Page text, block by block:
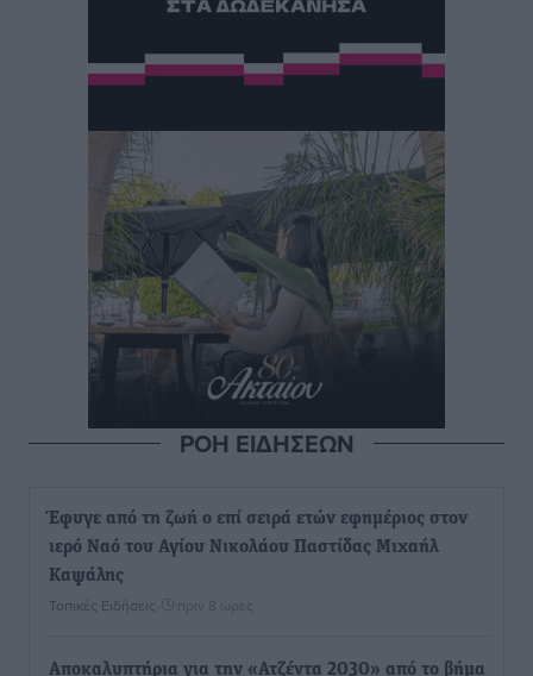
ΡΟΗ ΕΙΔΗΣΕΩΝ
Έφυγε από τη ζωή ο επί σειρά ετών εφημέριος στον
ιερό Ναό του Αγίου Νικολάου Παστίδας Μιχαήλ
Καψάλης
Τοπικές Ειδήσεις πριν 8 ώρες
Αποκαλυπτήρια για την «Ατζέντα 2030» από το βήμα